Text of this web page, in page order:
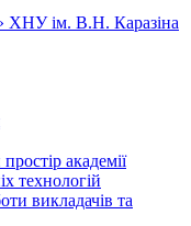
ім. В.Н. Каразіна
академії
технологій
викладачів та